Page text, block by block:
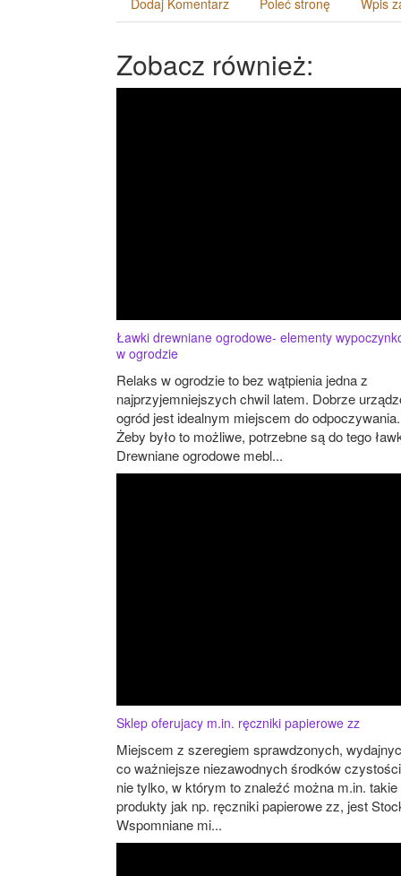
Dodaj Komentarz Poleć stronę Wpis
Zobacz również:
Ławki drewniane ogrodowe- elementy
w ogrodzie
Relaks w ogrodzie to bez wątpienia jedna z
najprzyjemniejszych chwil latem. Dobrze
ogród jest idealnym miejscem do odpoczywania.
Żeby było to możliwe, potrzebne są do tego
Drewniane ogrodowe mebl...
Sklep oferujacy m.in. ręczniki papierowe zz
Miejscem z szeregiem sprawdzonych,
co ważniejsze niezawodnych środków
nie tylko, w którym to znaleźć można m.in. takie
produkty jak np. ręczniki papierowe zz, jest
Wspomniane mi...